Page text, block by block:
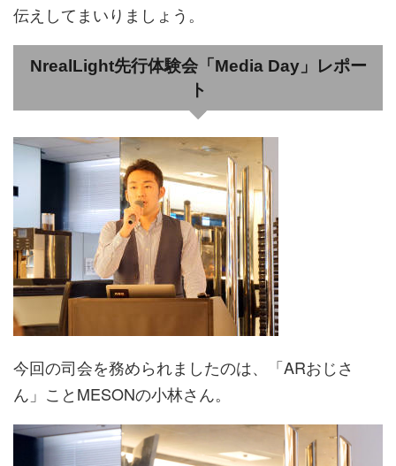
伝えしてまいりましょう。
NrealLight先行体験会「Media Day」レポー
ト
今回の司会を務められましたのは、「ARおじさ
ん」ことMESONの小林さん。